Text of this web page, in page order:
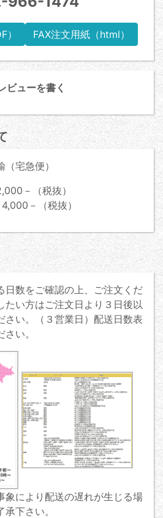
） FAX注文用紙（html）
ビューを書く
宅急便）
－（税抜）
－（税抜）
日数をご確認の上、ご注文くだ
たい方はご注文日より３日後以
さい。（３営業日）配送日数表
い。
象により配送の遅れが生じる場
下さい。